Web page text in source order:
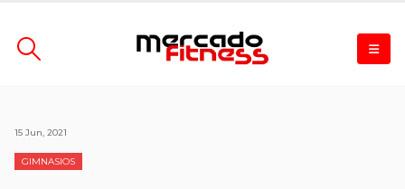
15 Jun, 2021
GIMNASIOS